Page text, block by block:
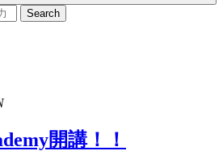
開講！！